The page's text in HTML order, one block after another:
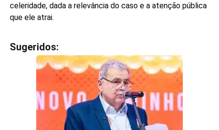
celeridade, dada a relevância do caso e a atenção pública
que ele atrai.
Sugeridos: